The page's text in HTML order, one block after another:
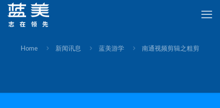
Home 新闻讯息 蓝美游学 南通视频剪辑之粗剪